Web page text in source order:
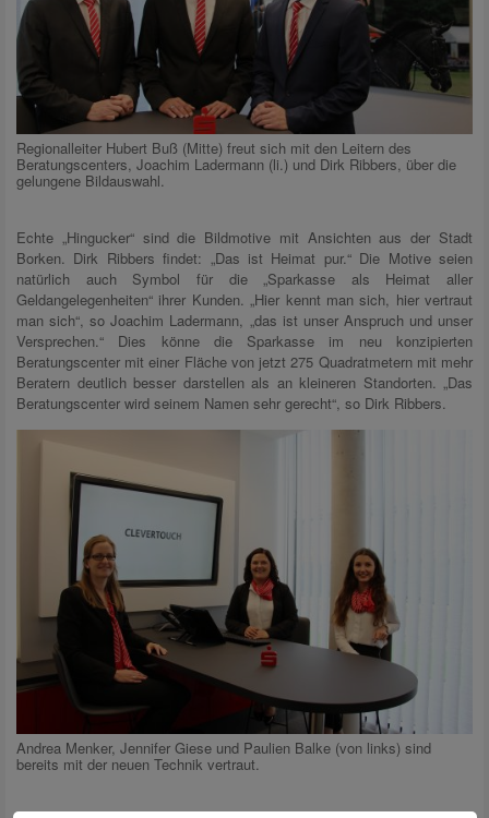
Regionalleiter Hubert Buß (Mitte) freut sich mit den Leitern des
Beratungscenters, Joachim Ladermann (li.) und Dirk Ribbers, über die
gelungene Bildauswahl.
Echte „Hingucker“ sind die Bildmotive mit Ansichten aus der Stadt
Borken. Dirk Ribbers findet: „Das ist Heimat pur.“ Die Motive seien
natürlich auch Symbol für die „Sparkasse als Heimat aller
Geldangelegenheiten“ ihrer Kunden. „Hier kennt man sich, hier vertraut
man sich“, so Joachim Ladermann, „das ist unser Anspruch und unser
Versprechen.“ Dies könne die Sparkasse im neu konzipierten
Beratungscenter mit einer Fläche von jetzt 275 Quadratmetern mit mehr
Beratern deutlich besser darstellen als an kleineren Standorten. „Das
Beratungscenter wird seinem Namen sehr gerecht“, so Dirk Ribbers.
Andrea Menker, Jennifer Giese und Paulien Balke (von links) sind
bereits mit der neuen Technik vertraut.